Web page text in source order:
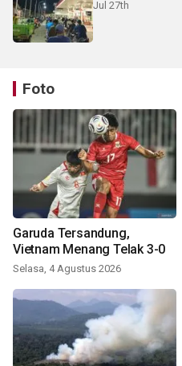
Jul 27th
Foto
Garuda Tersandung,
Vietnam Menang Telak 3-0
Selasa, 4 Agustus 2026